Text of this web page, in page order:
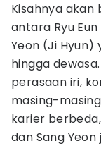
Kisahnya
antara Ryu
Yeon (Ji Hyun)
hingga
perasaan iri,
masing-
karier
dan Sang